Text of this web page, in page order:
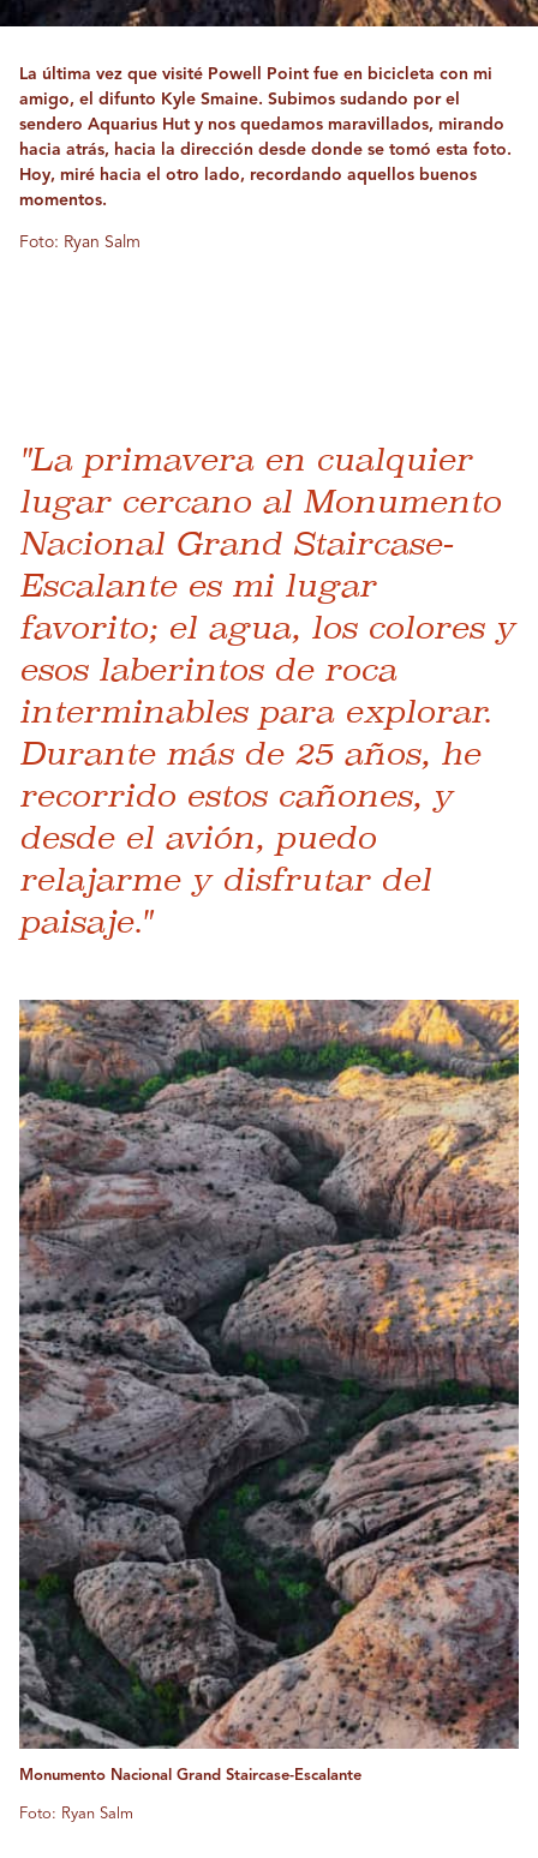
La última vez que visité Powell Point fue en bicicleta con mi
amigo, el difunto Kyle Smaine. Subimos sudando por el
sendero Aquarius Hut y nos quedamos maravillados, mirando
hacia atrás, hacia la dirección desde donde se tomó esta foto.
Hoy, miré hacia el otro lado, recordando aquellos buenos
momentos.
Foto: Ryan Salm
"La primavera en cualquier
lugar cercano al Monumento
Nacional Grand Staircase-
Escalante es mi lugar
favorito; el agua, los colores y
esos laberintos de roca
interminables para explorar.
Durante más de 25 años, he
recorrido estos cañones, y
desde el avión, puedo
relajarme y disfrutar del
paisaje."
Monumento Nacional Grand Staircase-Escalante
Foto: Ryan Salm